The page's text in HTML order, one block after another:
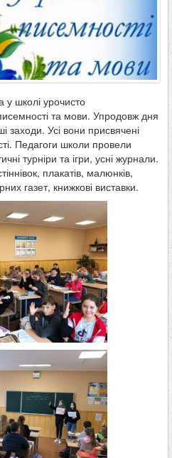
у школі урочисто
та мови. Упродовж дня
заходи. Усі вони присвячені
Педагоги школи провели
турніри та ігри, усні журнали.
плакатів, малюнків,
газет, книжкові виставки.